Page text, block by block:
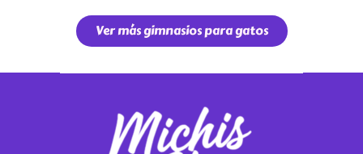
Ver más gimnasios para gatos